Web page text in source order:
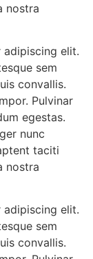
nostra
elit.
sem
convallis.
Pulvinar
egestas.
nunc
taciti
nostra
elit.
sem
convallis.